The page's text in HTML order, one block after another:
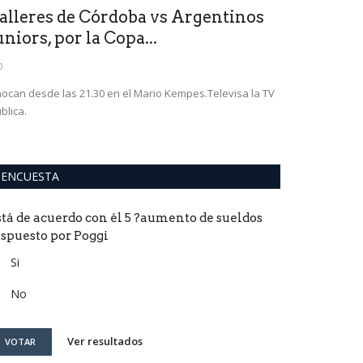
de Córdoba vs Argentinos
por la Copa...
desde las 21.30 en el Mario Kempes.Televisa la TV
ENCUESTA
de acuerdo con él 5 ?aumento de sueldos
por Poggi
Si
No
VOTAR Ver resultados